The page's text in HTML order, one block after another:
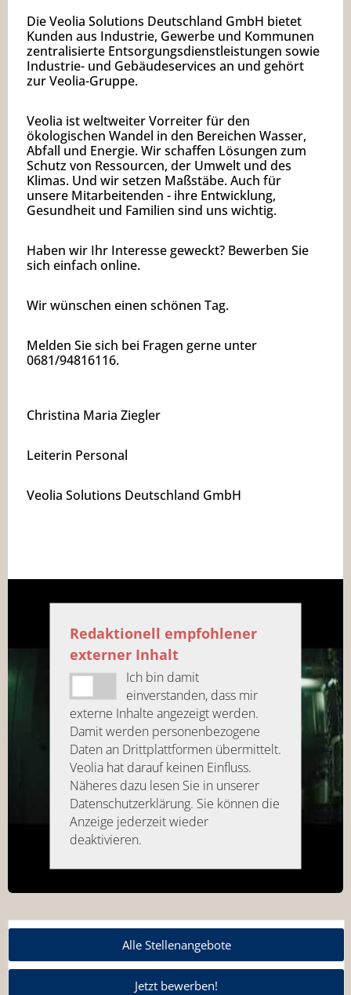
Alle Stellenangebote
Jetzt bewerben!
Die Veolia Solutions Deutschland GmbH bietet
Kunden aus Industrie, Gewerbe und Kommunen
zentralisierte Entsorgungsdienstleistungen sowie
Industrie- und Gebäudeservices an und gehört
zur Veolia-Gruppe.
Veolia ist weltweiter Vorreiter für den
ökologischen Wandel in den Bereichen Wasser,
Abfall und Energie. Wir schaffen Lösungen zum
Schutz von Ressourcen, der Umwelt und des
Klimas. Und wir setzen Maßstäbe. Auch für
unsere Mitarbeitenden - ihre Entwicklung,
Gesundheit und Familien sind uns wichtig.
Haben wir Ihr Interesse geweckt? Bewerben Sie
sich einfach online.
Wir wünschen einen schönen Tag.
Melden Sie sich bei Fragen gerne unter
0681/94816116.
Christina Maria Ziegler
Leiterin Personal
Veolia Solutions Deutschland GmbH
Redaktionell empfohlener
externer Inhalt
Ich bin damit
einverstanden, dass mir
externe Inhalte angezeigt werden.
Damit werden personenbezogene
Daten an Drittplattformen übermittelt.
Veolia hat darauf keinen Einfluss.
Näheres dazu lesen Sie in unserer
Datenschutzerklärung. Sie können die
Anzeige jederzeit wieder
deaktivieren.